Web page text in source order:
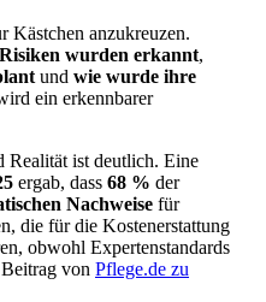
Kästchen anzukreuzen.
wurden erkannt,
und wie wurde ihre
ein erkennbarer
Realität ist deutlich. Eine
ergab, dass 68 % der
Nachweise für
die für die Kostenerstattung
obwohl Expertenstandards
von Pflege.de zu